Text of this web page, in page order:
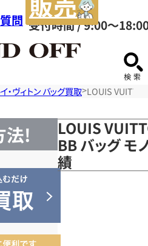
ヤ
ル
0120604117
受付時間 / 9:00～
問
サ
・ヴィトン バッグ買取 LOUIS
法!
LOUIS
BB バッグ モ
績